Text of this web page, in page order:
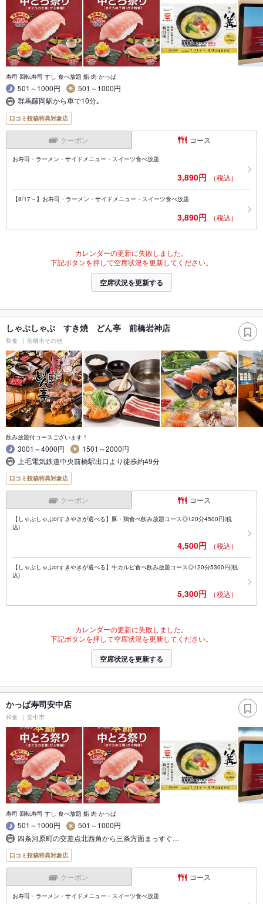
寿司 回転寿司 すし 食べ放題 鮨 肉 かっぱ
501～1000円
501～1000円
群馬藤岡駅から車で10分｡
口コミ投稿特典対象店
クーポン コース
お寿司・ラーメン・サイドメニュー・スイーツ食べ放題
3,890円 （税込）
【8/17～】お寿司・ラーメン・サイドメニュー・スイーツ食べ放題
3,890円 （税込）
カレンダーの更新に失敗しました。
下記ボタンを押して空席状況を更新してください。
空席状況を更新する
しゃぶしゃぶ すき焼 どん亭 前橋岩神店
和食 前橋市その他
飲み放題付コースございます！
3001～4000円
1501～2000円
上毛電気鉄道中央前橋駅出口より徒歩約49分
口コミ投稿特典対象店
クーポン コース
【しゃぶしゃぶorすきやきが選べる】豚・鶏食べ飲み放題コース◎120分4500円(税
込)
4,500円 （税込）
【しゃぶしゃぶorすきやきが選べる】牛カルビ食べ飲み放題コース◎120分5300円(税
込)
5,300円 （税込）
カレンダーの更新に失敗しました。
下記ボタンを押して空席状況を更新してください。
空席状況を更新する
かっぱ寿司安中店
和食 安中市
寿司 回転寿司 すし 食べ放題 鮨 肉 かっぱ
501～1000円
501～1000円
四条河原町の交差点北西角から三条方面まっすぐ…
口コミ投稿特典対象店
クーポン コース
お寿司・ラーメン・サイドメニュー・スイーツ食べ放題